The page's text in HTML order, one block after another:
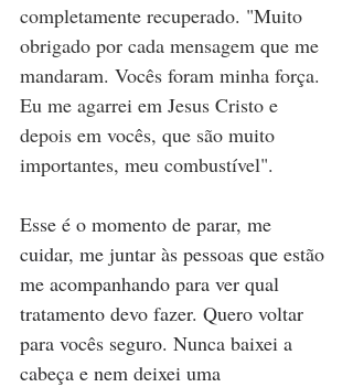
completamente recuperado. "Muito
obrigado por cada mensagem que me
mandaram. Vocês foram minha força.
Eu me agarrei em Jesus Cristo e
depois em vocês, que são muito
importantes, meu combustível".
Esse é o momento de parar, me
cuidar, me juntar às pessoas que estão
me acompanhando para ver qual
tratamento devo fazer. Quero voltar
para vocês seguro. Nunca baixei a
cabeça e nem deixei uma